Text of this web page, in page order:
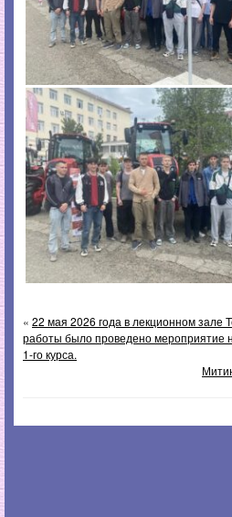
« 22 мая 2026 года в лекционном зале
работы было проведено мероприятие
1-го курса.